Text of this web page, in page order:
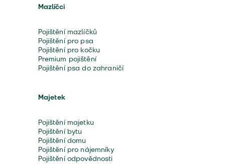
Mazlíčci
Pojištění mazlíčků
Pojištění pro psa
Pojištění pro kočku
Premium pojištění
Pojištění psa do zahraničí
Majetek
Pojištění majetku
Pojištění bytu
Pojištění domu
Pojištění pro nájemníky
Pojištění odpovědnosti